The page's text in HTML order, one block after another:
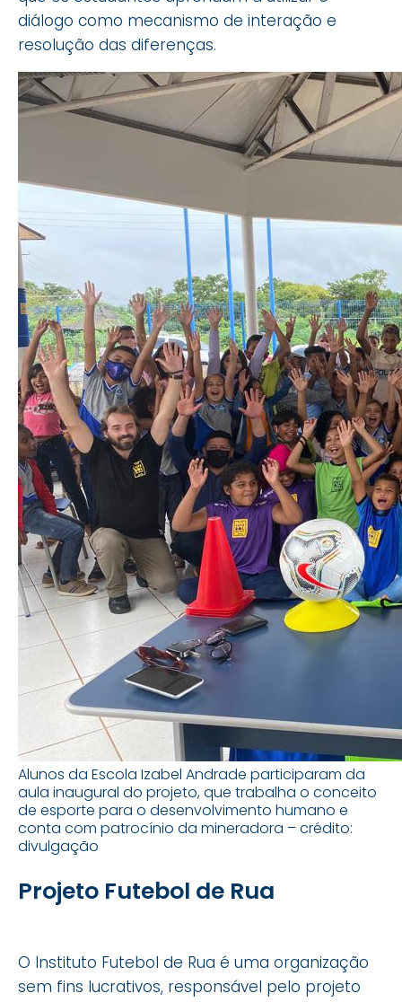
diálogo como mecanismo de interação e
resolução das diferenças.
Alunos da Escola Izabel Andrade participaram da
aula inaugural do projeto, que trabalha o conceito
de esporte para o desenvolvimento humano e
conta com patrocínio da mineradora – crédito:
divulgação
Projeto Futebol de Rua
O Instituto Futebol de Rua é uma organização
sem fins lucrativos, responsável pelo projeto